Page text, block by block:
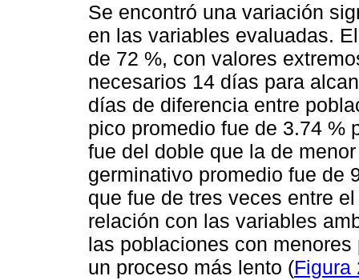
Se encontró una variación
en las variables evaluadas.
de 72 %, con valores
necesarios 14 días para
días de diferencia entre
pico promedio fue de 3.74 %
fue del doble que la de
germinativo promedio fue de
que fue de tres veces entre
relación con las variables
las poblaciones con
un proceso más lento (Figura